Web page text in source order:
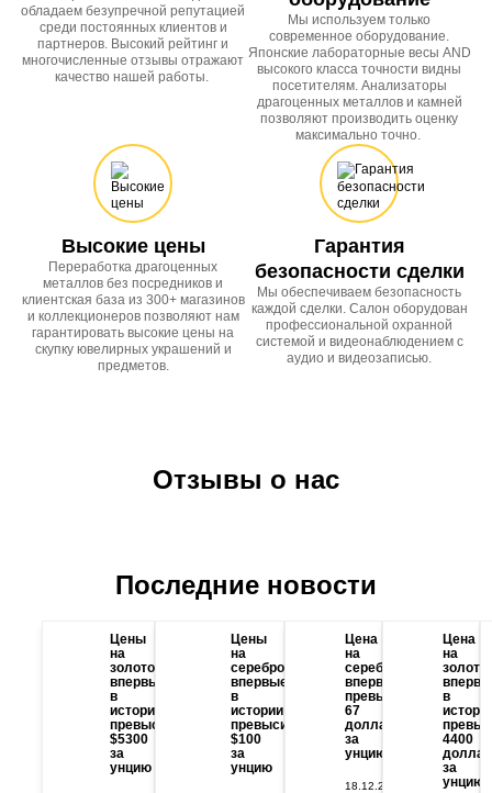
обладаем безупречной репутацией
среди постоянных клиентов и
партнеров. Высокий рейтинг и
многочисленные отзывы отражают
качество нашей работы.
Мы используем только
современное оборудование.
Японские лабораторные весы AND
высокого класса точности видны
посетителям. Анализаторы
драгоценных металлов и камней
позволяют производить оценку
максимально точно.
Высокие цены
Переработка драгоценных
металлов без посредников и
клиентская база из 300+ магазинов
и коллекционеров позволяют нам
гарантировать высокие цены на
скупку ювелирных украшений и
предметов.
Гарантия
безопасности сделки
Мы обеспечиваем безопасность
каждой сделки. Салон оборудован
профессиональной охранной
системой и видеонаблюдением с
аудио и видеозаписью.
Отзывы о нас
Последние новости
Цены
на
золото
впервые
в
истории
превысили
$5300
за
унцию
Цены
на
серебро
впервые
в
истории
превысили
$100
за
унцию
Цена
на
серебро
впервые
превысила
67
долларов
за
унцию
18.12.2025
Цена
на
золото
в
4400
за
унцию